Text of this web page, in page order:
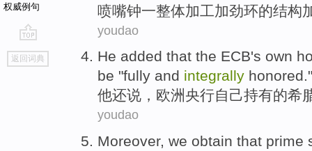
权威例句
go
top
返回词典
喷嘴钟一整体加工加劲环的结构
youdao
He added that the ECB's own
be "fully and integrally honored."
他还说， 欧洲 央行自己持有的希
youdao
Moreover, we obtain that prime